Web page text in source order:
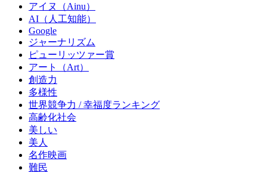
アイヌ（Ainu）
AI（人工知能）
Google
ジャーナリズム
ピューリッツァー賞
アート（Art）
創造力
多様性
世界競争力 / 幸福度ランキング
高齢化社会
美しい
美人
名作映画
難民